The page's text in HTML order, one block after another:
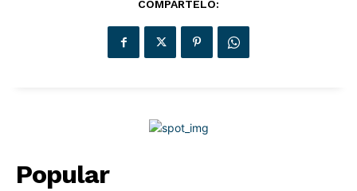
COMPÁRTELO:
Popular